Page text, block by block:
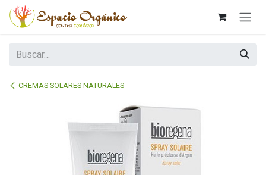
Ir al contenido
CREMAS SOLARES NATURALES